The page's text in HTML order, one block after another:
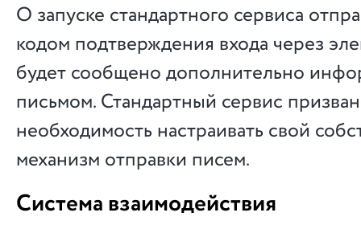
О запуске стандартного сервиса
кодом подтверждения входа через
будет сообщено дополнительно
письмом. Стандартный сервис
необходимость настраивать свой
механизм отправки писем.
Система взаимодействия